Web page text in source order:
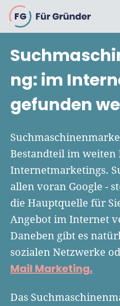
FG
Planen
Selbstständig machen
Bin ich ein Gründer?
Geschäftsmodell
Businessplan schreiben
Businessplan-Vorlage &
Finanzplan erstellen
Top 15 Franchise
Die besten Gründerkredite
Gründerwettbewerbe
Firma gründen: 10 Tipps
UG gründen
GmbH gründen
Geschäftskonto-
Unternehmen anmelden
Wachsen
6 Tipps zum Start
Fördermittelcheck machen
Kunden gewinnen
Website erstellen
Rechnung schreiben
Finanzieren
Fördermittel
Gründungszuschuss
Kredit für Existenzgründer
Tools
ng: im
gefunden
Bestandteil im weiten
Internetmarketings.
allen voran Google -
die Hauptquelle für
Angebot im Internet
Daneben gibt es
sozialen Netzwerke
Mail Marketing.
Das